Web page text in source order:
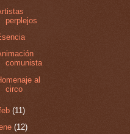
perplejos
comunista
al
circo
(11)
(12)